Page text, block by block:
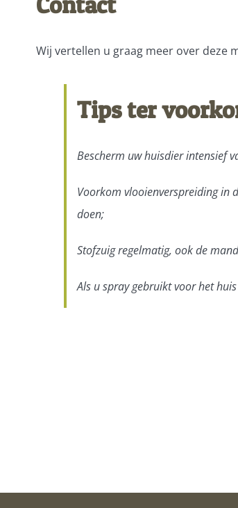
Wij vertellen u graag meer over deze
Tips ter
Bescherm uw huisdier intensief
Voorkom vlooienverspreiding in
doen;
Stofzuig regelmatig, ook de
Als u spray gebruikt voor het